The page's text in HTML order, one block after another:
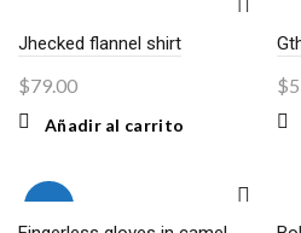
Jhecked flannel shirt
$79.00
Añadir al carrito
$
-13%